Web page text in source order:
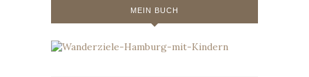
MEIN BUCH